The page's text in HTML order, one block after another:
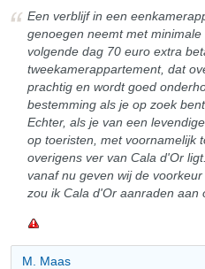
Een verblijf in een
genoegen neemt met
volgende dag 70 euro extra
tweekamerappartement, dat
prachtig en wordt goed
bestemming als je op zoek
Echter, als je van een
op toeristen, met voornamelijk
overigens ver van Cala d'Or
vanaf nu geven wij de
zou ik Cala d'Or aanraden aan
M. Maas